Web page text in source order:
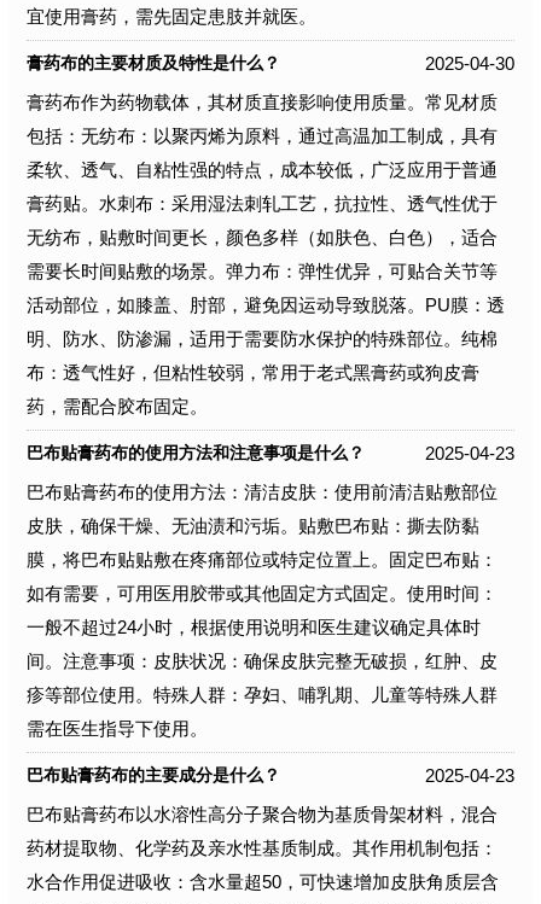
宜使用膏药，需先固定患肢并就医。
膏药布的主要材质及特性是什么？
2025-04-30
膏药布作为药物载体，其材质直接影响使用质量。常见材质
包括：无纺布：以聚丙烯为原料，通过高温加工制成，具有
柔软、透气、自粘性强的特点，成本较低，广泛应用于普通
膏药贴。水刺布：采用湿法刺轧工艺，抗拉性、透气性优于
无纺布，贴敷时间更长，颜色多样（如肤色、白色），适合
需要长时间贴敷的场景。弹力布：弹性优异，可贴合关节等
活动部位，如膝盖、肘部，避免因运动导致脱落。PU膜：透
明、防水、防渗漏，适用于需要防水保护的特殊部位。纯棉
布：透气性好，但粘性较弱，常用于老式黑膏药或狗皮膏
药，需配合胶布固定。
巴布贴膏药布的使用方法和注意事项是什么？
2025-04-23
巴布贴膏药布的使用方法：清洁皮肤：使用前清洁贴敷部位
皮肤，确保干燥、无油渍和污垢。贴敷巴布贴：撕去防黏
膜，将巴布贴贴敷在疼痛部位或特定位置上。固定巴布贴：
如有需要，可用医用胶带或其他固定方式固定。使用时间：
一般不超过24小时，根据使用说明和医生建议确定具体时
间。注意事项：皮肤状况：确保皮肤完整无破损，红肿、皮
疹等部位使用。特殊人群：孕妇、哺乳期、儿童等特殊人群
需在医生指导下使用。
巴布贴膏药布的主要成分是什么？
2025-04-23
巴布贴膏药布以水溶性高分子聚合物为基质骨架材料，混合
药材提取物、化学药及亲水性基质制成。其作用机制包括：
水合作用促进吸收：含水量超50，可快速增加皮肤角质层含